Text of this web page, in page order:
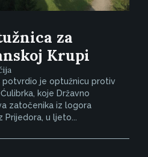
za
Krupi
potvrdio je optužnicu protiv
koje Državno
zatočenika iz logora
Prijedora, u ljeto...